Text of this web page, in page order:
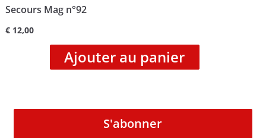
Secours Mag n°92
€12,00
Ajouter au panier
S'abonner